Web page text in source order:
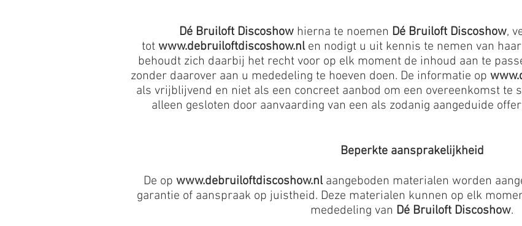
Dé Bruiloft Discoshowhierna te noemen Dé Bruiloft Discoshow,
tot www.debruiloftdiscoshow.nlen nodigt u uit kennis te nemen van
behoudt zich daarbij het recht voor op elk moment de inhoud aan te
zonder daarover aan u mededeling te hoeven doen. De informatie op
als vrijblijvend en niet als een concreet aanbod om een overeenkomst te
alleen gesloten door aanvaarding van een als zodanig aangeduide
Beperkte aansprakelijkheid
De op www.debruiloftdiscoshow.nlaangeboden materialen worden
garantie of aanspraak op juistheid. Deze materialen kunnen op elk
mededeling van Dé Bruiloft Discoshow.